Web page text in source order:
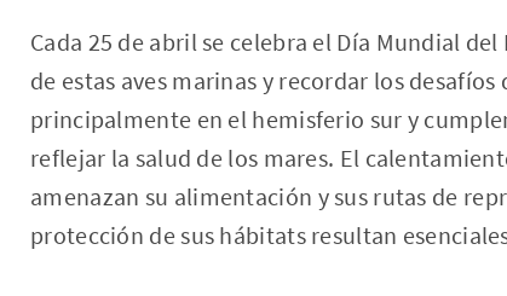
Cada 25 de abril se celebra el Día Mundial
de estas aves marinas y recordar los
principalmente en el hemisferio sur y
reflejar la salud de los mares. El
amenazan su alimentación y sus rutas de
protección de sus hábitats resultan